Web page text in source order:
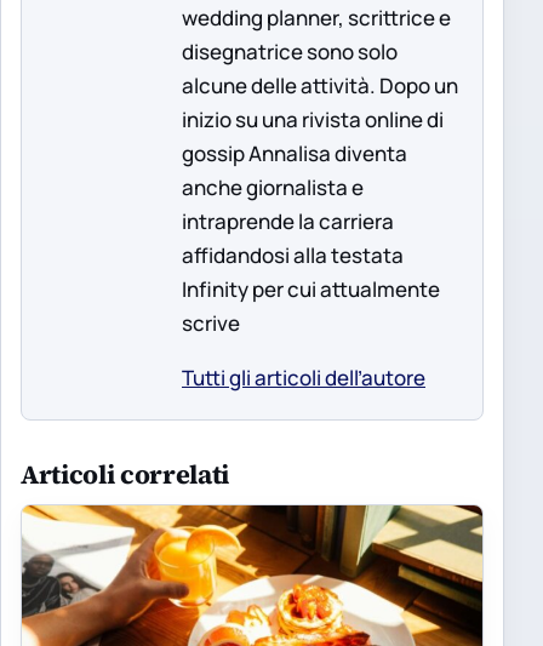
wedding planner, scrittrice e
disegnatrice sono solo
alcune delle attività. Dopo un
inizio su una rivista online di
gossip Annalisa diventa
anche giornalista e
intraprende la carriera
affidandosi alla testata
Infinity per cui attualmente
scrive
Tutti gli articoli dell’autore
Articoli correlati